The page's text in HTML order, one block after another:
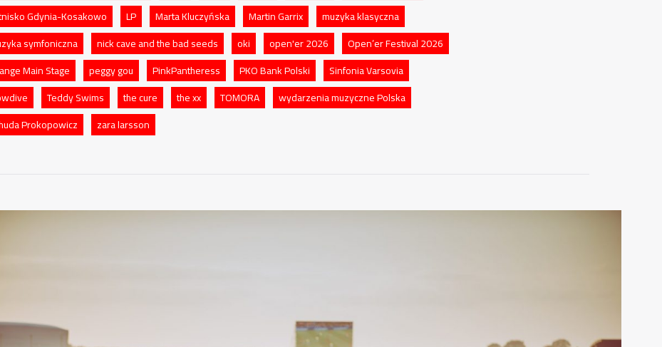
Gdynia-Kosakowo
LP Marta Kluczyńska Martin Garrix
muzyka klasyczna
symfoniczna
nick cave and the bad seeds oki open'er 2026
Open’er Festival 2026
Main Stage
peggy gou PinkPantheress PKO Bank Polski
Sinfonia Varsovia
Teddy Swims the cure the xx TOMORA
wydarzenia muzyczne Polska
Prokopowicz
zara larsson